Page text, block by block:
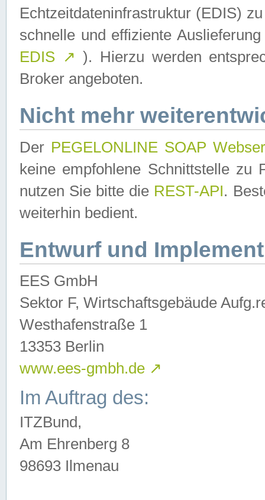
Echtzeitdateninfrastruktur (EDIS)
schnelle und effiziente
EDIS ↗ ). Hierzu werden
Broker angeboten.
Nicht mehr
Der PEGELONLINE SOAP
keine empfohlene Schnittstelle zu
nutzen Sie bitte die REST-API.
weiterhin bedient.
Entwurf und
EES GmbH
Sektor F, Wirtschaftsgebäude
Westhafenstraße 1
13353 Berlin
www.ees-gmbh.de ↗
Im Auftrag des:
ITZBund,
Am Ehrenberg 8
98693 Ilmenau